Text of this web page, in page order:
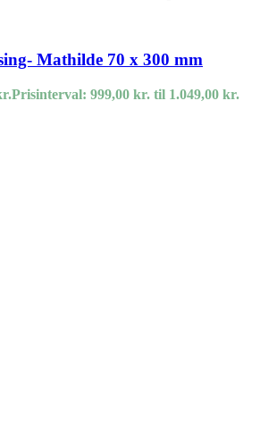
Mathilde 70 x 300 mm
Prisinterval: 999,00 kr. til 1.049,00 kr.